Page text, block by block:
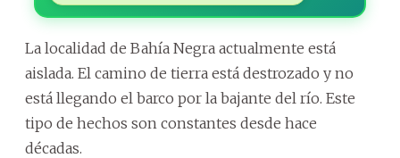
La localidad de Bahía Negra actualmente está
aislada. El camino de tierra está destrozado y no
está llegando el barco por la bajante del río. Este
tipo de hechos son constantes desde hace
décadas.